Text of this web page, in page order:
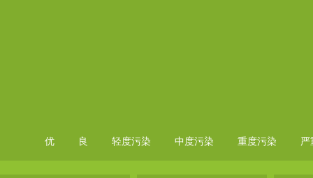
优 良 轻度污染 中度污染 重度污染 严